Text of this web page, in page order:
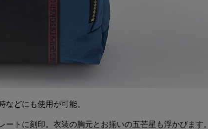
どにも使用が可能。
トに刻印。衣装の胸元とお揃いの五芒星も浮かびます。